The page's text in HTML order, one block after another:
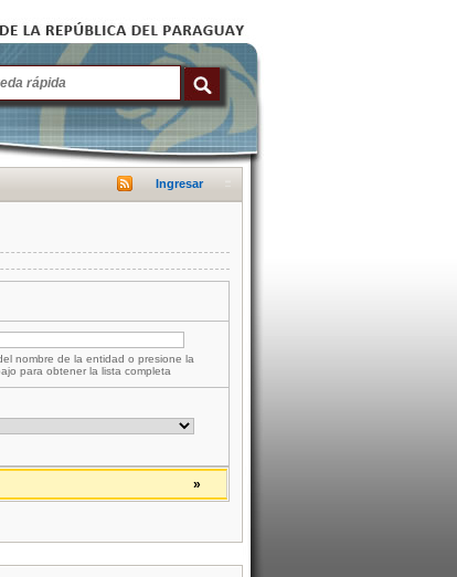
Ingresar
nombre de la entidad o presione la
para obtener la lista completa
»